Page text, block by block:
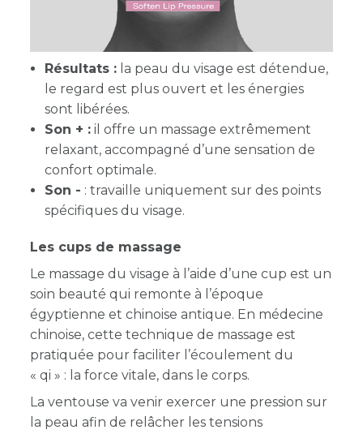
Résultats : la peau du visage est détendue,
le regard est plus ouvert et les énergies
sont libérées.
Son + : il offre un massage extrêmement
relaxant, accompagné d’une sensation de
confort optimale.
Son - : travaille uniquement sur des points
spécifiques du visage.
Les cups de massage
Le massage du visage à l’aide d’une cup est un
soin beauté qui remonte à l’époque
égyptienne et chinoise antique. En médecine
chinoise, cette technique de massage est
pratiquée pour faciliter l’écoulement du
« qi » : la force vitale, dans le corps.
La ventouse va venir exercer une pression sur
la peau afin de relâcher les tensions